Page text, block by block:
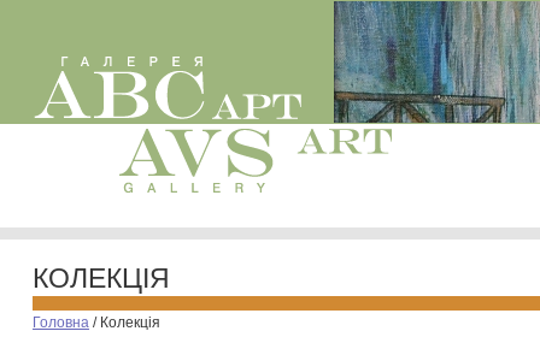
КОЛЕКЦІЯ
Головна / Колекція